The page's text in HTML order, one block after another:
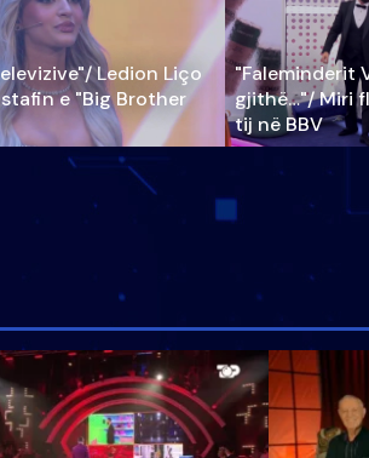
Ledion Liço
e "Big Brother
"Faleminderit
gjithë…"/ Miri
tij në BBV